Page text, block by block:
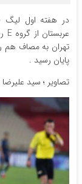
در هفته اول لیگ
پایان رسید .
تصاویر ؛ سید علیرضا